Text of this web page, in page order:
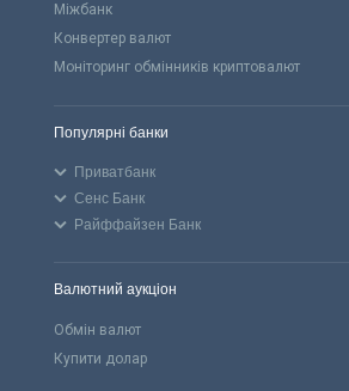
Міжбанк
Конвертер валют
Моніторинг обмінників криптовалют
Популярні банки
Приватбанк
Сенс Банк
Райффайзен Банк
Валютний аукціон
Обмін валют
Купити долар